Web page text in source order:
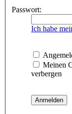
Passwort:
Ich habe
Meinen
verbergen